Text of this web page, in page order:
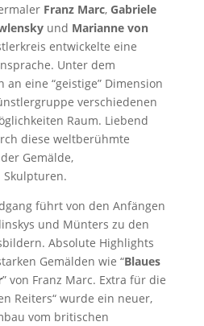
Franz Marc, Gabriele
und Marianne von
entwickelte eine
Unter dem
eine “geistige” Dimension
verschiedenen
Raum. Liebend
diese weltberühmte
Gemälde,
führt von den Anfängen
und Münters zu den
Absolute Highlights
Gemälden wie “Blaues
” von Franz Marc. Extra für die
Reiters“ wurde ein neuer,
vom britischen